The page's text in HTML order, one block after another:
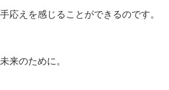
手応えを感じることができるのです。
未来のために。